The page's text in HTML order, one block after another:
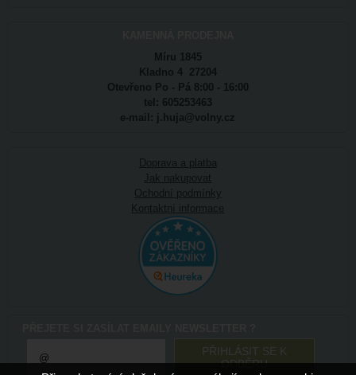
Míru 1845
Kladno 4 27204
Otevřeno Po - Pá 8:00 - 16:00
tel: 605253463
e-mail: j.huja@volny.cz
Doprava a platba
Jak nakupovat
Ochodní podmínky
Kontaktní informace